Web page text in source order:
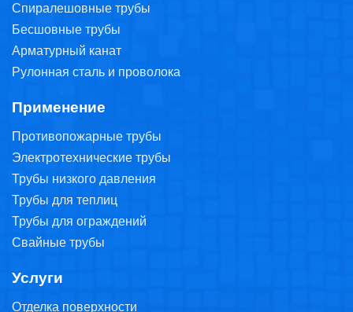
Спиралешовные трубы
Бесшовные трубы
Арматурный канат
Рулонная сталь и проволока
Применение
Противопожарные трубы
Электротехнические трубы
Трубы низкого давления
Трубы для теплиц
Трубы для ограждений
Свайные трубы
Услуги
Отделка поверхности